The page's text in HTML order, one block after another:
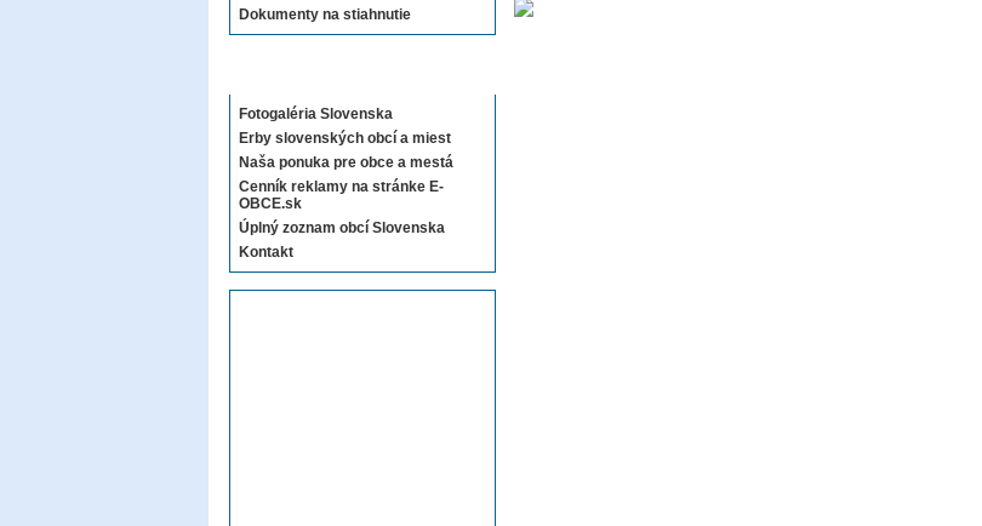
Dokumenty na stiahnutie
Fotogaléria Slovenska
Erby slovenských obcí a miest
Naša ponuka pre obce a mestá
Cenník reklamy na stránke E-
OBCE.sk
Úplný zoznam obcí Slovenska
Kontakt